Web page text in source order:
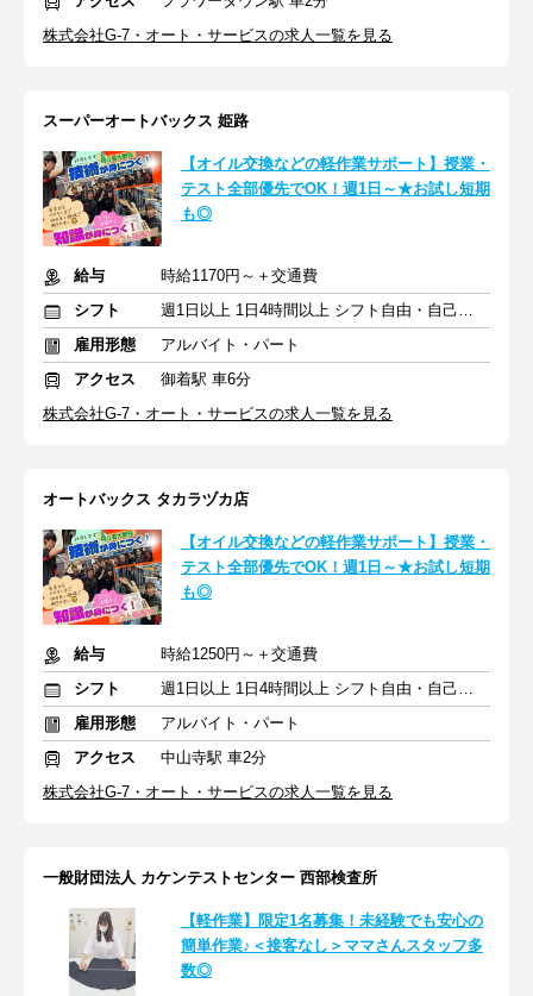
株式会社G-7・オート・サービスの求人一覧を見る
スーパーオートバックス 姫路
【オイル交換などの軽作業サポート】授業・
テスト全部優先でOK！週1日～★お試し短期
も◎
給与
時給1170円～＋交通費
シフト
週1日以上 1日4時間以上 シフト自由・自己申告
雇用形態
アルバイト・パート
アクセス
御着駅 車6分
株式会社G-7・オート・サービスの求人一覧を見る
オートバックス タカラヅカ店
【オイル交換などの軽作業サポート】授業・
テスト全部優先でOK！週1日～★お試し短期
も◎
給与
時給1250円～＋交通費
シフト
週1日以上 1日4時間以上 シフト自由・自己申告
雇用形態
アルバイト・パート
アクセス
中山寺駅 車2分
株式会社G-7・オート・サービスの求人一覧を見る
一般財団法人 カケンテストセンター 西部検査所
【軽作業】限定1名募集！未経験でも安心の
簡単作業♪＜接客なし＞ママさんスタッフ多
数◎